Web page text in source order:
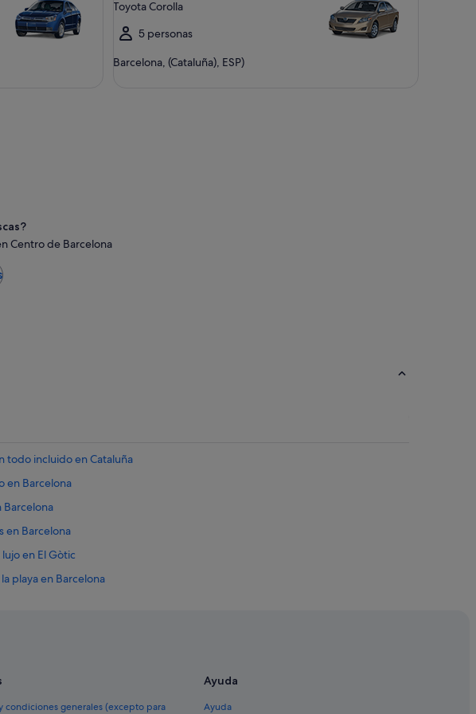
Toyota Corolla
5 personas
Barcelona, (Cataluña), ESP)
Centro de Barcelona
todo incluido en Cataluña
en Barcelona
Barcelona
en Barcelona
en El Gòtic
playa en Barcelona
condiciones generales (excepto para
Ayuda
Ayuda